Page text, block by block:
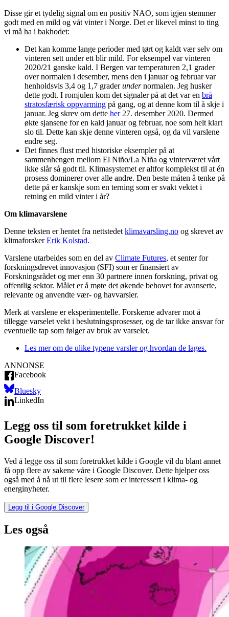
Disse gir et tydelig signal om en positiv NAO, som igjen stemmer
godt med en mild og våt vinter i Norge. Det er likevel minst to ting
vi må ha i bakhodet:
Det kan komme lange perioder med tørt og kaldt vær selv om
vinteren sett under ett blir mild. For eksempel var vinteren
2020/21 ganske kald. I Bergen var temperaturen 2,1 grader
over normalen i desember, mens den i januar og februar var
henholdsvis 3,4 og 1,7 graderundernormalen. Jeg husker
dette godt. I romjulen kom det signaler på at det var en brå
stratosfærisk oppvarming på gang, og at denne kom til å skje i
januar. Jeg skrev om dette her27. desember 2020. Dermed
økte sjansene for en kald januar og februar, noe som helt klart
slo til. Dette kan skje denne vinteren også, og da vil varslene
endre seg.
Det finnes flust med historiske eksempler på at
sammenhengen mellom El Niño/La Niña og vinterværet vårt
ikke slår så godt til. Klimasystemet er altfor komplekst til at én
prosess dominerer over alle andre. Den beste måten å tenke på
dette på er kanskje som en terning som er svakt vektet i
retning en mild vinter i år?
Om klimavarslene
Denne teksten er hentet fra nettstedet klimavarsling.no og skrevet av
klimaforskerErik Kolstad.
Varslene utarbeides som en del av Climate Futures, et senter for
forskningsdrevet innovasjon (SFI) som er finansiert av
Forskningsrådet og mer enn 30 partnere innen forskning, privat og
offentlig sektor. Målet er å møte det økende behovet for avanserte,
relevante og anvendte vær- og havvarsler.
Merk at varslene er eksperimentelle. Forskerne advarer mot å
tillegge varselet vekt i beslutningsprosesser, og de tar ikke ansvar for
eventuelle tap som følger av bruk av varselet.
Les mer om de ulike typene varsler og hvordan de lages.
ANNONSE
Facebook
Bluesky
LinkedIn
Legg oss til som foretrukket kilde i
Google Discover!
Ved å legge oss til som foretrukket kilde i Google vil du blant annet
få opp flere av sakene våre i Google Discover. Dette hjelper oss
også med å nå ut til flere lesere som er interessert i klima- og
energinyheter.
Legg til i Google Discover
Les også